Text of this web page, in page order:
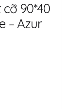
90*40
– Azur